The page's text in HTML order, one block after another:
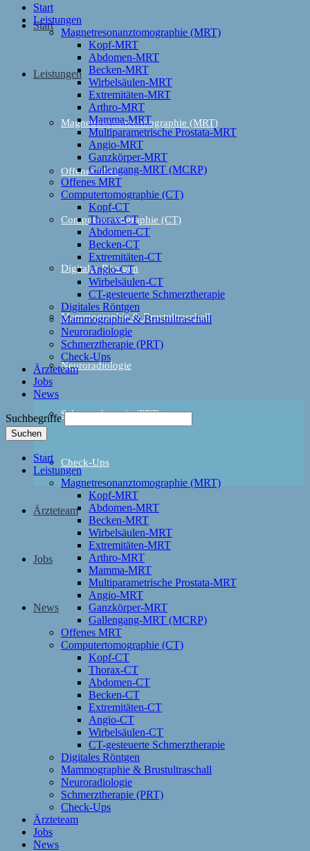
Start
Leistungen
Magnetresonanztomographie (MRT)
Offenes MRT
Computertomographie (CT)
Digitales Röntgen
Mammographie & Brustultraschall
Neuroradiologie
Schmerztherapie (PRT)
Check-Ups
Ärzteteam
Jobs
News
Start
Leistungen
Magnetresonanztomographie (MRT)
Kopf-MRT
Abdomen-MRT
Becken-MRT
Wirbelsäulen-MRT
Extremitäten-MRT
Arthro-MRT
Mamma-MRT
Multiparametrische Prostata-MRT
Angio-MRT
Ganzkörper-MRT
Gallengang-MRT (MCRP)
Offenes MRT
Computertomographie (CT)
Kopf-CT
Thorax-CT
Abdomen-CT
Becken-CT
Extremitäten-CT
Angio-CT
Wirbelsäulen-CT
CT-gesteuerte Schmerztherapie
Digitales Röntgen
Mammographie & Brustultraschall
Neuroradiologie
Schmerztherapie (PRT)
Check-Ups
Ärzteteam
Jobs
News
Suchbegriffe
Suchen
Start
Leistungen
Magnetresonanztomographie (MRT)
Kopf-MRT
Abdomen-MRT
Becken-MRT
Wirbelsäulen-MRT
Extremitäten-MRT
Arthro-MRT
Mamma-MRT
Multiparametrische Prostata-MRT
Angio-MRT
Ganzkörper-MRT
Gallengang-MRT (MCRP)
Offenes MRT
Computertomographie (CT)
Kopf-CT
Thorax-CT
Abdomen-CT
Becken-CT
Extremitäten-CT
Angio-CT
Wirbelsäulen-CT
CT-gesteuerte Schmerztherapie
Digitales Röntgen
Mammographie & Brustultraschall
Neuroradiologie
Schmerztherapie (PRT)
Check-Ups
Ärzteteam
Jobs
News